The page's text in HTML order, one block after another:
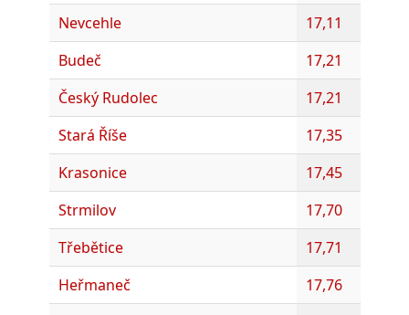
Nevcehle
17,11
Budeč
17,21
Český Rudolec
17,21
Stará Říše
17,35
Krasonice
17,45
Strmilov
17,70
Třebětice
17,71
Heřmaneč
17,76